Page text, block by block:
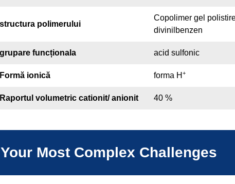
structura polimerului
Copolimer gel
divinilbenzen
grupare funcționala acid sulfonic
Formă ionică forma H +
Raportul volumetric cationit/ anionit 40 %
Most Complex Challenges